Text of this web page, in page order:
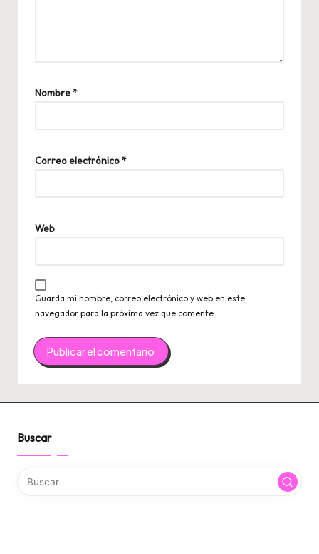
Nombre*
Correo electrónico*
Web
Guarda mi nombre, correo electrónico y web en este
navegador para la próxima vez que comente.
Buscar